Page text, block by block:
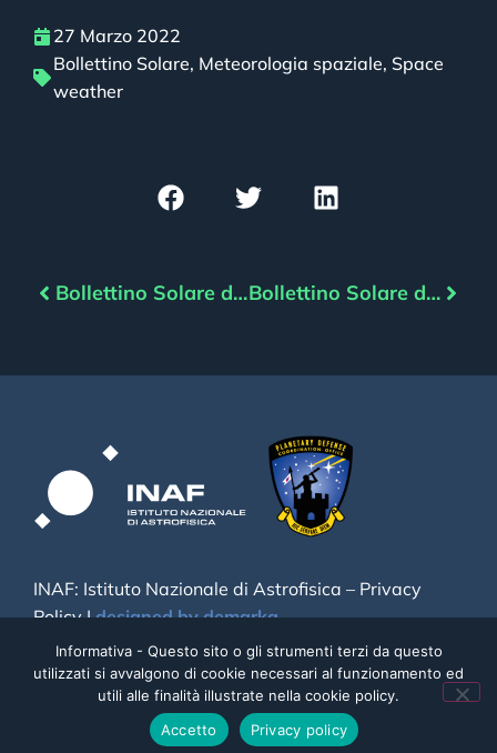
27 Marzo 2022
Bollettino Solare, Meteorologia spaziale, Space
weather
Bollettino Solare del 26/03/2022 Bollettino Solare del 28/03/2022
INAF: Istituto Nazionale di Astrofisica – Privacy
Policy|designed by demarka
Informativa - Questo sito o gli strumenti terzi da questo
utilizzati si avvalgono di cookie necessari al funzionamento ed
utili alle finalità illustrate nella cookie policy.
Accetto
Privacy policy